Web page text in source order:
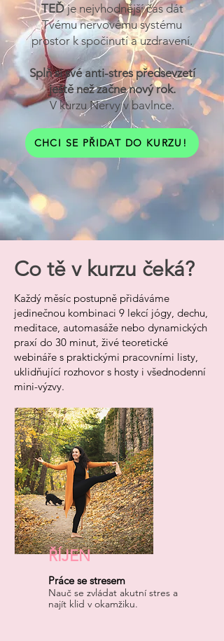
TEĎje nejvhodnější čas dát
Tvému nervovému systému
prostor k spočinutí a uzdravení.
Splň si své anti-stres předsevzetí
ještě než začne nový rok.
V kurzu Nervy v bavlnce.
CHCI SE PŘIDAT DO KURZU!
Co tě v kurzu čeká?
Každý měsíc postupně přidáváme
jedinečnou kombinaci 9 lekcí jógy, dechu,
meditace, automasáže nebo dynamických
praxí do 30 minut, živé teoretické
webináře s praktickými pracovními listy,
uklidňující rozhovor s hosty i všednodenní
mini-výzvy.
ŘÍJEN
Práce se stresem
Nauč se zvládat akutní stres a
najít klid v okamžiku.